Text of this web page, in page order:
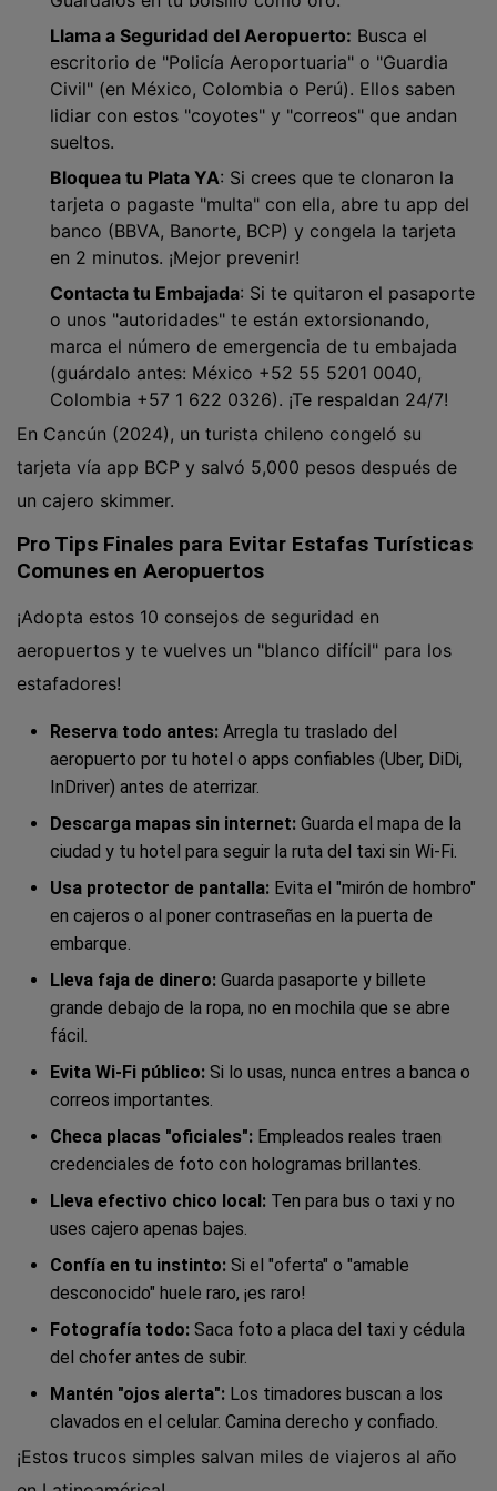
Llama a Seguridad del Aeropuerto: Busca el
escritorio de "Policía Aeroportuaria" o "Guardia
Civil" (en México, Colombia o Perú). Ellos saben
lidiar con estos "coyotes" y "correos" que andan
sueltos.
Bloquea tu Plata YA: Si crees que te clonaron la
tarjeta o pagaste "multa" con ella, abre tu app del
banco (BBVA, Banorte, BCP) y congela la tarjeta
en 2 minutos. ¡Mejor prevenir!
Contacta tu Embajada: Si te quitaron el pasaporte
o unos "autoridades" te están extorsionando,
marca el número de emergencia de tu embajada
(guárdalo antes: México +52 55 5201 0040,
Colombia +57 1 622 0326). ¡Te respaldan 24/7!
En Cancún (2024), un turista chileno congeló su
tarjeta vía app BCP y salvó 5,000 pesos después de
un cajero skimmer.
Pro Tips Finales para Evitar Estafas Turísticas
Comunes en Aeropuertos
¡Adopta estos 10 consejos de seguridad en
aeropuertos y te vuelves un "blanco difícil" para los
estafadores!
Reserva todo antes: Arregla tu traslado del
aeropuerto por tu hotel o apps confiables (Uber, DiDi,
InDriver) antes de aterrizar.
Descarga mapas sin internet: Guarda el mapa de la
ciudad y tu hotel para seguir la ruta del taxi sin Wi-Fi.
Usa protector de pantalla: Evita el "mirón de hombro"
en cajeros o al poner contraseñas en la puerta de
embarque.
Lleva faja de dinero: Guarda pasaporte y billete
grande debajo de la ropa, no en mochila que se abre
fácil.
Evita Wi-Fi público: Si lo usas, nunca entres a banca o
correos importantes.
Checa placas "oficiales": Empleados reales traen
credenciales de foto con hologramas brillantes.
Lleva efectivo chico local: Ten para bus o taxi y no
uses cajero apenas bajes.
Confía en tu instinto: Si el "oferta" o "amable
desconocido" huele raro, ¡es raro!
Fotografía todo: Saca foto a placa del taxi y cédula
del chofer antes de subir.
Mantén "ojos alerta": Los timadores buscan a los
clavados en el celular. Camina derecho y confiado.
¡Estos trucos simples salvan miles de viajeros al año